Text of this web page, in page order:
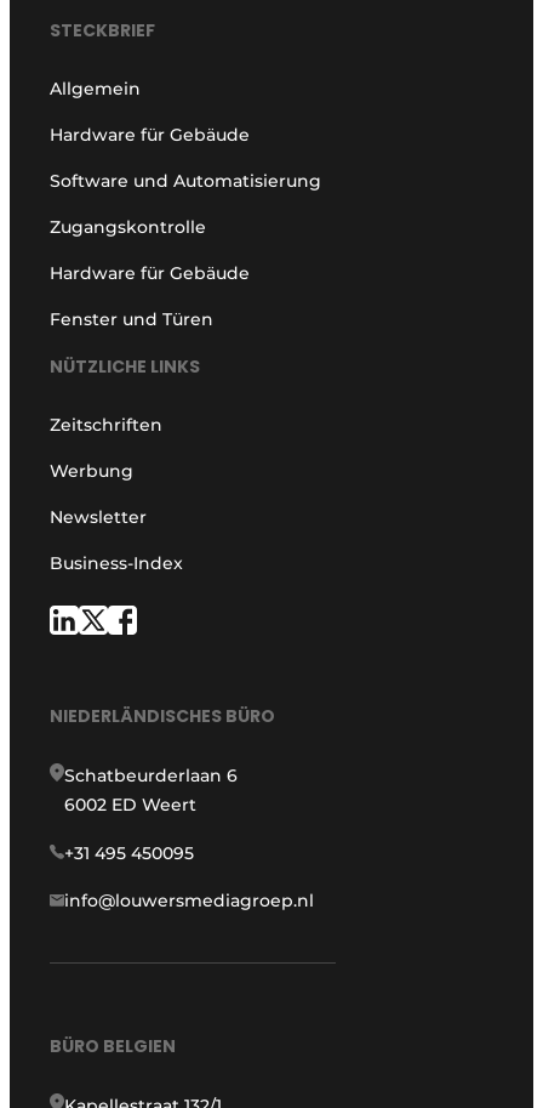
STECKBRIEF
Allgemein
Hardware für Gebäude
Software und Automatisierung
Zugangskontrolle
Hardware für Gebäude
Fenster und Türen
NÜTZLICHE LINKS
Zeitschriften
Werbung
Newsletter
Business-Index
NIEDERLÄNDISCHES BÜRO
Schatbeurderlaan 6
6002 ED Weert
+31 495 450095
info@louwersmediagroep.nl
BÜRO BELGIEN